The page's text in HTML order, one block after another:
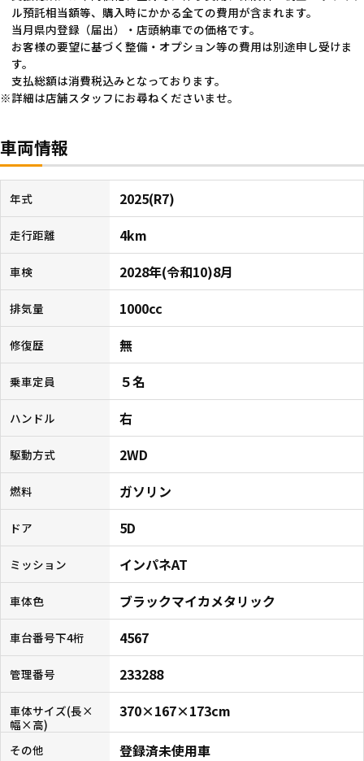
ル預託相当額等、購入時にかかる全ての費用が含まれます。
当月県内登録（届出）・店頭納車での価格です。
お客様の要望に基づく整備・オプション等の費用は別途申し受けま
す。
支払総額は消費税込みとなっております。
詳細は店舗スタッフにお尋ねくださいませ。
車両情報
年式 2025(R7)
走行距離 4km
車検 2028年(令和10)8月
排気量 1000cc
修復歴 無
乗車定員 ５名
ハンドル 右
駆動方式 2WD
燃料 ガソリン
ドア 5D
ミッション インパネAT
車体色 ブラックマイカメタリック
車台番号下4桁 4567
管理番号 233288
車体サイズ(長×
幅×高)
370×167×173cm
その他 登録済未使用車